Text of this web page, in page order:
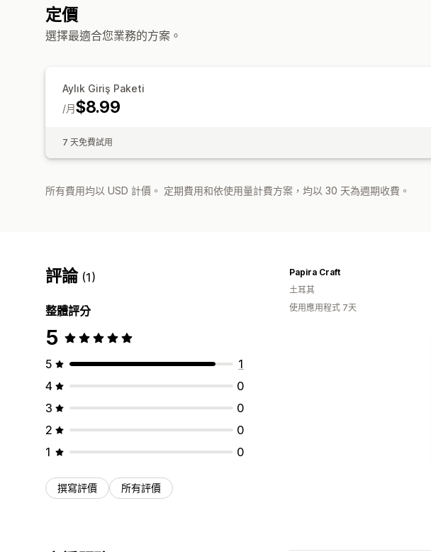
定價
選擇最適合您業務的方案。
Aylık Giriş Paketi
$8.99
/月
7 天免費試用
所有費用均以 USD 計價。 定期費用和依使用量計費方案，均以 30 天為週期收費。
評論 (1)
整體評分
5
5
1
4
0
3
0
2
0
1
0
撰寫評價 所有評價
Papira Craft
土耳其
使用應用程式 7天